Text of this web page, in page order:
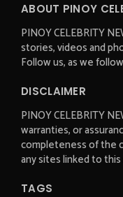
ABOUT PINOY
PINOY CELEBRITY
stories, videos and
Follow us, as we
DISCLAIMER
PINOY CELEBRITY
warranties, or
completeness of the
any sites linked to
TAGS